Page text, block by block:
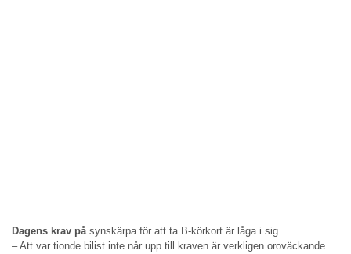
Dagens krav påsynskärpa för att ta B-körkort är låga i sig.
– Att var tionde bilist inte når upp till kraven är verkligen oroväckande